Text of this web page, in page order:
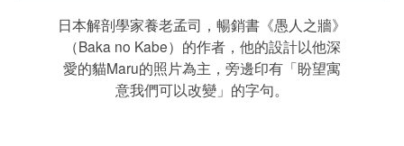
日本解剖學家養老孟司，暢銷書《愚人之牆》
（Baka no Kabe）的作者，他的設計以他深
愛的貓Maru的照片為主，旁邊印有「盼望寓
意我們可以改變」的字句。